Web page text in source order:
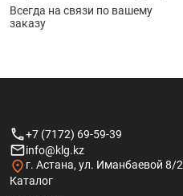
Всегда на связи по вашему
заказу
+7 (7172) 69-59-39
info@klg.kz
г. Астана, ул. Иманбаевой 8/2
Каталог